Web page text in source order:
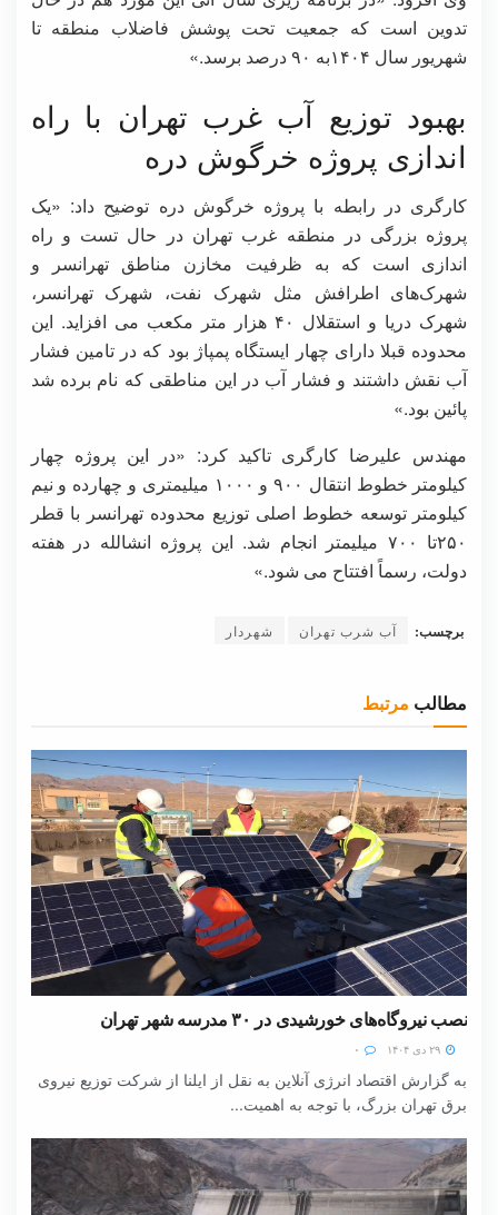
تدوین است که جمعیت تحت پوشش فاضلاب منطقه تا
شهریور سال ۱۴۰۴به ۹۰ درصد برسد.»
بهبود توزیع آب غرب تهران با راه
اندازی پروژه خرگوش دره
کارگری در رابطه با پروژه خرگوش دره توضیح داد: «یک
پروژه بزرگی در منطقه غرب تهران در حال تست و راه
اندازی است که به ظرفیت مخازن مناطق تهرانسر و
شهرک‌های اطرافش مثل شهرک نفت، شهرک تهرانسر،
شهرک دریا و استقلال ۴۰ هزار متر مکعب می افزاید. این
محدوده قبلا دارای چهار ایستگاه پمپاژ بود که در تامین فشار
آب نقش داشتند و فشار آب در این مناطقی که نام برده شد
پائین بود.»
مهندس علیرضا کارگری تاکید کرد: «در این پروژه چهار
کیلومتر خطوط انتقال ۹۰۰ و ۱۰۰۰ میلیمتری و چهارده و نیم
کیلومتر توسعه خطوط اصلی توزیع محدوده تهرانسر با قطر
۲۵۰تا ۷۰۰ میلیمتر انجام شد. این پروژه انشالله در هفته
دولت، رسماً افتتاح می شود.»
برچسب: آب شرب تهران شهردار
مطالب مرتبط
نصب نیروگاه‌های خورشیدی در ۳۰ مدرسه شهر تهران
به گزارش اقتصاد انرژی آنلاین به نقل از ایلنا از شرکت توزیع نیروی
برق تهران بزرگ، با توجه به اهمیت...